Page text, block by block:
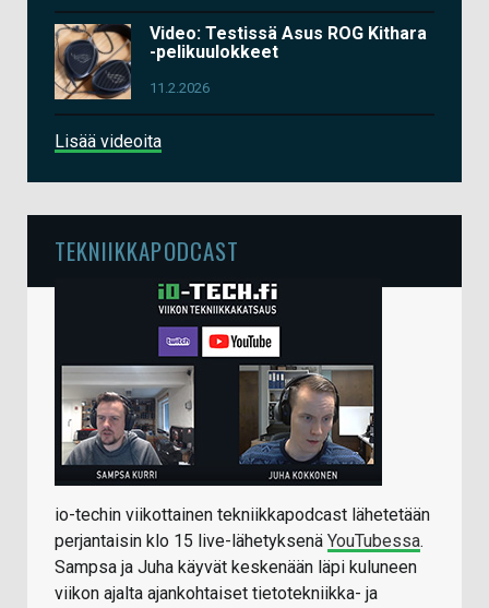
Video: Testissä Asus ROG Kithara
-pelikuulokkeet
11.2.2026
Lisää videoita
TEKNIIKKAPODCAST
io-techin viikottainen tekniikkapodcast lähetetään
perjantaisin klo 15 live-lähetyksenä YouTubessa.
Sampsa ja Juha käyvät keskenään läpi kuluneen
viikon ajalta ajankohtaiset tietotekniikka- ja